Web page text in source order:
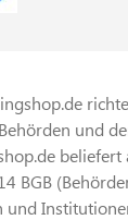
und
beliefert
BGB
und